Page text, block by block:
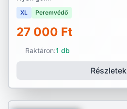
XL Peremvédő
27 000 Ft
Raktáron:1 db
Részletek